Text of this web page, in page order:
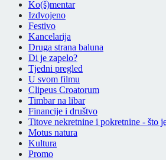
Ko(š)mentar
Izdvojeno
Festivo
Kancelarija
Druga strana baluna
Di je zapelo?
Tjedni pregled
U svom filmu
Clipeus Croatorum
Timbar na libar
Financije i društvo
Titove nekretnine i pokretnine - što
Motus natura
Kultura
Promo